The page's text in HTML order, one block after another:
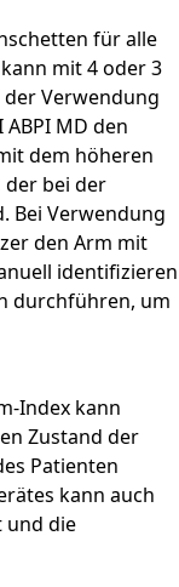
für alle
mit 4 oder 3
Verwendung
MD den
dem höheren
bei der
Bei Verwendung
den Arm mit
identifizieren
durchführen, um
Index kann
Zustand der
Patienten
kann auch
und die